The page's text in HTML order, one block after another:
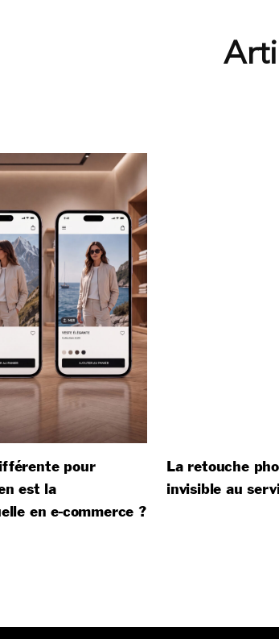
pour
est la
en e-commerce ?
La retouche
invisible au